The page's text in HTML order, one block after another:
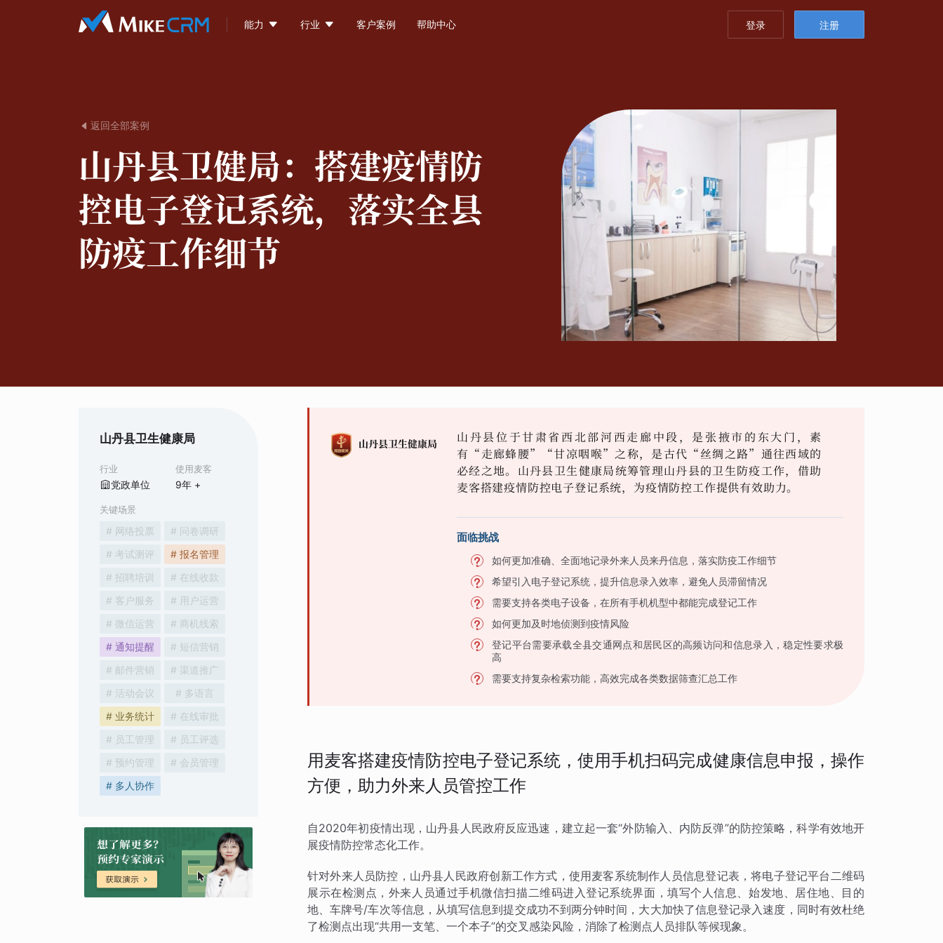
能力  行业  客户案例 帮助中心 登录 注册
 返回全部案例
山丹县卫健局： 搭建疫情防
控电子登记系统，落实全县
防疫工作细节
山丹县卫生健康局
行业
党政单位
使用麦客
9年 +
关键场景
# 网络投票
# 问卷调研
# 考试测评
# 报名管理
# 招聘培训
# 在线收款
# 客户服务
# 用户运营
# 微信运营
# 商机线索
# 通知提醒
# 短信营销
# 邮件营销
# 渠道推广
# 活动会议
# 多语言
# 业务统计
# 在线审批
# 员工管理
# 员工评选
# 预约管理
# 会员管理
# 多人协作
山丹县位于甘肃省西北部河西走廊中段，是张掖市的东大门，素
有“走廊蜂腰”“甘凉咽喉”之称，是古代“丝绸之路”通往西域的
必经之地。山丹县卫生健康局统筹管理山丹县的卫生防疫工作，借助
麦客搭建疫情防控电子登记系统，为疫情防控工作提供有效助力。
面临挑战
如何更加准确、全面地记录外来人员来丹信息，落实防疫工作细节
希望引入电子登记系统，提升信息录入效率，避免人员滞留情况
需要支持各类电子设备，在所有手机机型中都能完成登记工作
如何更加及时地侦测到疫情风险
登记平台需要承载全县交通网点和居民区的高频访问和信息录入，稳定性要求极
高
需要支持复杂检索功能，高效完成各类数据筛查汇总工作
用麦客搭建疫情防控电子登记系统，使用手机扫码完成健康信息申报，操作
方便，助力外来人员管控工作
自2020年初疫情出现，山丹县人民政府反应迅速，建立起一套“外防输入、内防反弹”的防控策略，科学有效地开
展疫情防控常态化工作。
针对外来人员防控，山丹县人民政府创新工作方式，使用麦客系统制作人员信息登记表，将电子登记平台二维码
展示在检测点，外来人员通过手机微信扫描二维码进入登记系统界面，填写个人信息、始发地、居住地、目的
地、车牌号/车次等信息，从填写信息到提交成功不到两分钟时间，大大加快了信息登记录入速度，同时有效杜绝
了检测点出现“共用一支笔、一个本子”的交叉感染风险，消除了检测点人员排队等候现象。